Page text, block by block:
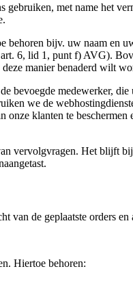
met name het
behoren bijv. uw naam en
6, lid 1, punt f) AVG).
manier benaderd wilt
bevoegde medewerker,
we de
klanten te beschermen
vervolgvragen. Het blijft
de geplaatste orders en
Hiertoe behoren: